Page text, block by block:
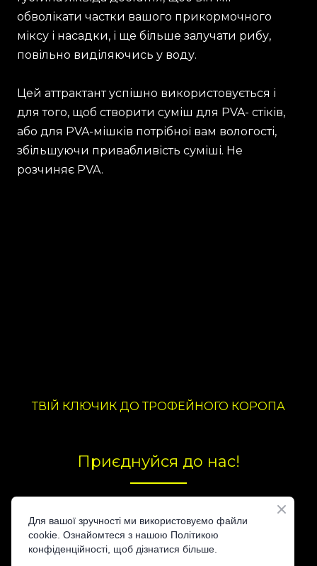
обволікати частки вашого прикормочного
міксу і насадки, і ще більше залучати рибу,
повільно виділяючись у воду.
Цей аттрактант успішно використовується і
для того, щоб створити суміш для PVA- стіків,
або для PVA-мішків потрібної вам вологості,
збільшуючи привабливість суміші. Не
розчиняє PVA.
ТВІЙ КЛЮЧИК ДО ТРОФЕЙНОГО КОРОПА
Приєднуйся до нас!
Для вашої зручності ми використовуємо файли
cookie. Ознайомтеся з нашою Політикою
конфіденційності, щоб дізнатися більше.